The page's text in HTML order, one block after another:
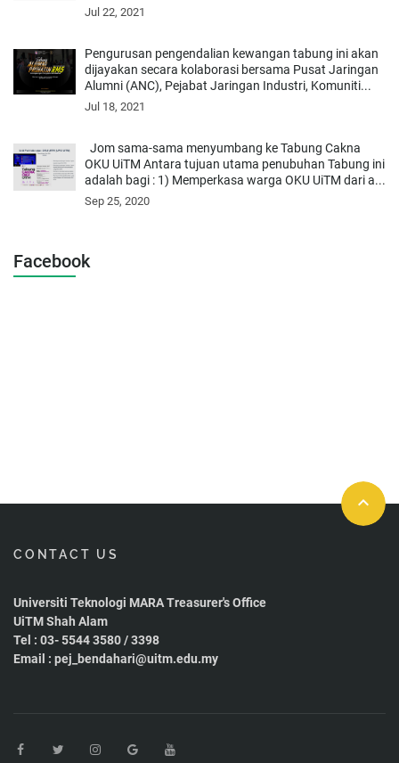
Jul 22, 2021
Pengurusan pengendalian kewangan tabung ini akan
dijayakan secara kolaborasi bersama Pusat Jaringan
Alumni (ANC), Pejabat Jaringan Industri, Komuniti...
Jul 18, 2021
Jom sama-sama menyumbang ke Tabung Cakna
OKU UiTM Antara tujuan utama penubuhan Tabung ini
adalah bagi : 1) Memperkasa warga OKU UiTM dari a...
Sep 25, 2020
Facebook
keyboard_arrow_up
CONTACT US
Universiti Teknologi MARA Treasurer's Office
UiTM Shah Alam
Tel : 03- 5544 3580 / 3398
Email : pej_bendahari@uitm.edu.my